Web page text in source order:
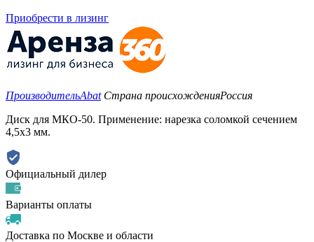
Приобрести в лизинг
ПроизводительAbat Страна происхожденияРоссия
Диск для МКО-50. Применение: нарезка соломкой сечением
4,5х3 мм.
Официальный дилер
Варианты оплаты
Доставка по Москве и области